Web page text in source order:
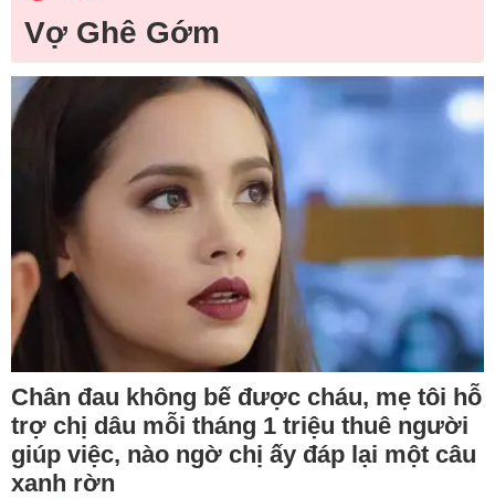
Vợ Ghê Gớm
Chân đau không bế được cháu, mẹ tôi hỗ
trợ chị dâu mỗi tháng 1 triệu thuê người
giúp việc, nào ngờ chị ấy đáp lại một câu
xanh rờn